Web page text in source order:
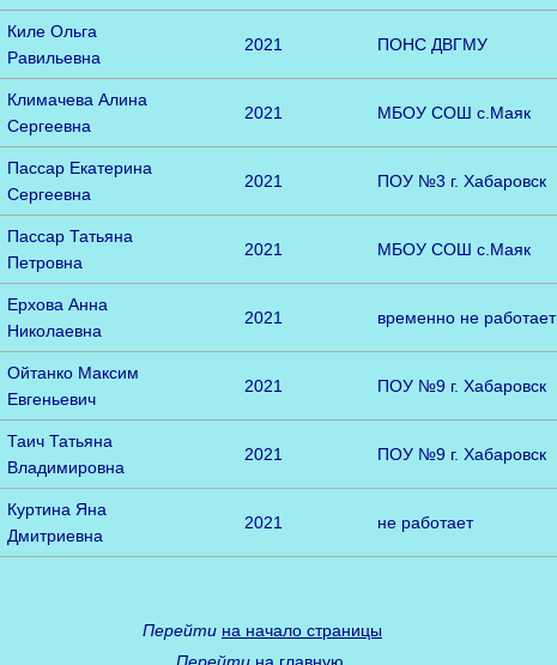
Киле Ольга
Равильевна
2021 ПОНС ДВГМУ
Климачева Алина
Сергеевна
2021 МБОУ СОШ с.Маяк
Пассар Екатерина
Сергеевна
2021 ПОУ №3 г. Хабаровск
Пассар Татьяна
Петровна
2021 МБОУ СОШ с.Маяк
Ерхова Анна
Николаевна
2021 временно не работает
Ойтанко Максим
Евгеньевич
2021 ПОУ №9 г. Хабаровск
Таич Татьяна
Владимировна
2021 ПОУ №9 г. Хабаровск
Куртина Яна
Дмитриевна
2021 не работает
Перейти на начало страницы